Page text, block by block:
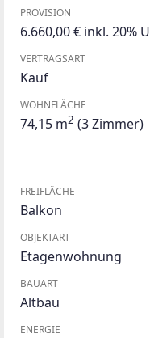
PROVISION
6.660,00 € inkl. 20%
VERTRAGSART
Kauf
WOHNFLÄCHE
74,15 m2 (3 Zimmer)
FREIFLÄCHE
Balkon
OBJEKTART
Etagenwohnung
BAUART
Altbau
ENERGIE